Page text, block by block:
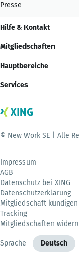
Presse
Hilfe & Kontakt
Mitgliedschaften
Hauptbereiche
Services
© New Work SE | Alle
Impressum
AGB
Datenschutz bei XING
Datenschutzerklärung
Mitgliedschaft kündigen
Tracking
Mitgliedschaften
Sprache Deutsch